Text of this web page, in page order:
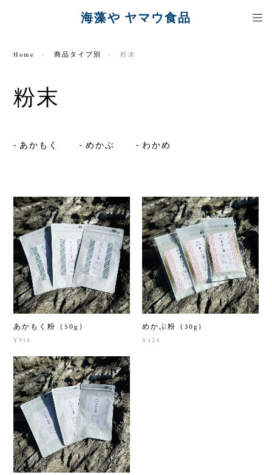
海藻や ヤマウ食品
Home 商品タイプ別 粉末
粉末
あかもく めかぶ わかめ
あかもく粉（50g）
¥918
めかぶ粉（30g）
¥324